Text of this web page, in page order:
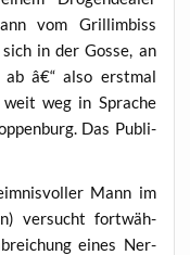
vom Grill­im­biss
in der Gos­se, an
â€“ also erst­mal
weg in Spra­che
Das Publi­
Mann im
ver­sucht fort­wäh­
eines Ner­